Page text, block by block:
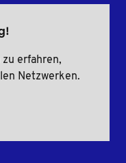
erfahren,
Netzwerken.